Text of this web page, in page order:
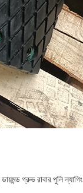
ডায়মন্ড গ্রুভ রাবার পুলি ল্যাগিং